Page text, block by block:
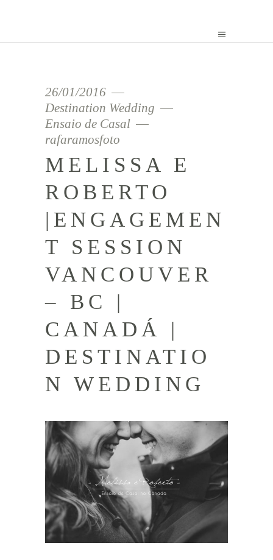
26/01/2016
Destination Wedding
Ensaio de Casal
rafaramosfoto
MELISSA E
ROBERTO
|ENGAGEMEN
T SESSION
VANCOUVER
– BC |
CANADÁ |
DESTINATIO
N WEDDING